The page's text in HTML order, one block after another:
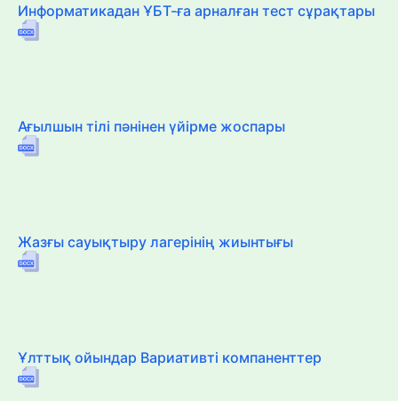
Информатикадан ҰБТ-ға арналған тест сұрақтары
Ағылшын тілі пәнінен үйірме жоспары
Жазғы сауықтыру лагерінің жиынтығы
Ұлттық ойындар Вариативті компаненттер